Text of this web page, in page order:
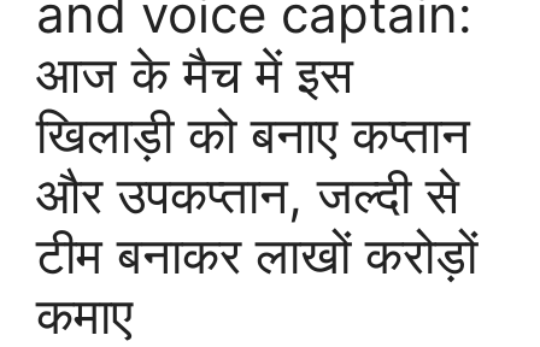
and voice captain:
आज के मैच में इस
खिलाड़ी को बनाए कप्तान
और उपकप्तान, जल्दी से
टीम बनाकर लाखों करोड़ों
कमाए